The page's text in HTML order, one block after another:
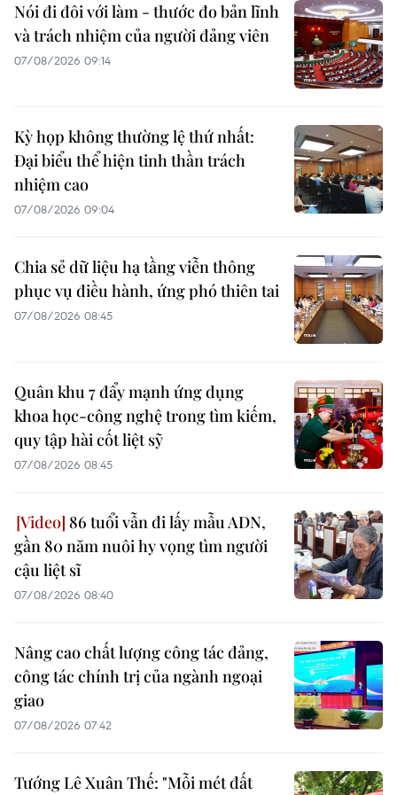
Nói đi đôi với làm - thước đo bản lĩnh
và trách nhiệm của người đảng viên
07/08/2026 09:14
Kỳ họp không thường lệ thứ nhất:
Đại biểu thể hiện tinh thần trách
nhiệm cao
07/08/2026 09:04
Chia sẻ dữ liệu hạ tầng viễn thông
phục vụ điều hành, ứng phó thiên tai
07/08/2026 08:45
Quân khu 7 đẩy mạnh ứng dụng
khoa học-công nghệ trong tìm kiếm,
quy tập hài cốt liệt sỹ
07/08/2026 08:45
86 tuổi vẫn đi lấy mẫu ADN,
gần 80 năm nuôi hy vọng tìm người
cậu liệt sĩ
07/08/2026 08:40
Nâng cao chất lượng công tác đảng,
công tác chính trị của ngành ngoại
giao
07/08/2026 07:42
Tướng Lê Xuân Thế: "Mỗi mét đất